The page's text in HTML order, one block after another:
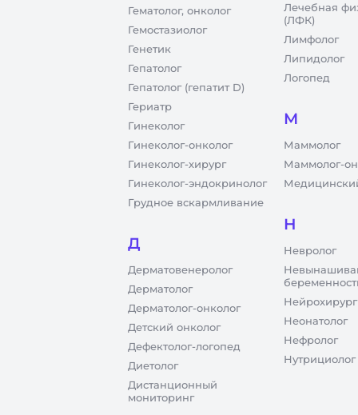
Гематолог, онколог
Гемостазиолог
Генетик
Гепатолог
Гепатолог (гепатит D)
Гериатр
Гинеколог
Гинеколог-онколог
Гинеколог-хирург
Гинеколог-эндокринолог
Грудное вскармливание
Д
Дерматовенеролог
Дерматолог
Дерматолог-онколог
Детский онколог
Дефектолог-логопед
Диетолог
Дистанционный
мониторинг
Лечебная
(ЛФК)
Лимфолог
Липидолог
Логопед
М
Маммолог
Маммолог-
Н
Невролог
Нейрохирург
Неонатолог
Нефролог
Нутрициолог